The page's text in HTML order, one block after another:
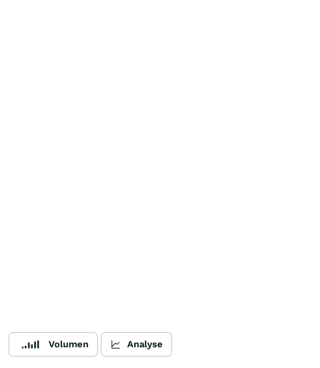
Volumen Analyse